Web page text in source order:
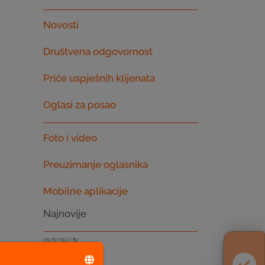
Novosti
Društvena odgovornost
Priče uspješnih klijenata
Oglasi za posao
Foto i video
Preuzimanje oglasnika
Mobilne aplikacije
Najnovije